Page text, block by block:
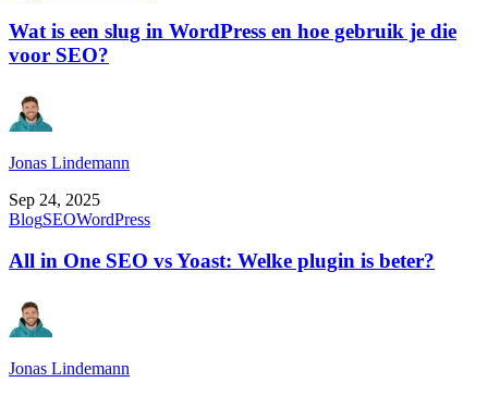
Wat is een slug in WordPress en hoe gebruik je die
voor SEO?
Jonas Lindemann
Sep 24, 2025
BlogSEOWordPress
All in One SEO vs Yoast: Welke plugin is beter?
Jonas Lindemann